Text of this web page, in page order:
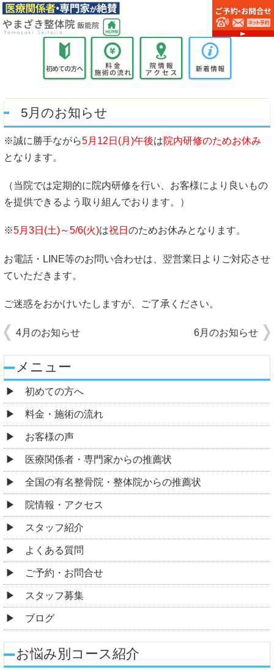
5月のお知らせ
※誠に勝手ながら5月12日(月)午後は院内研修のためお休み
となります。
（当院では定期的に院内研修を行い、お客様により良いもの
を提供できるよう取り組んでおります。）
※5月3日(土)～5/6(火)は祝日 のためお休みとなります。
お電話・LINE等のお問い合わせは、翌営業日よりご対応させ
ていただきます。
ご迷惑をおかけいたしますが、ご了承ください。
4月のお知らせ 6月のお知らせ
メニュー
初めての方へ
料金・施術の流れ
お客様の声
医療関係者・専門家からの推薦状
全国の有名整骨院・整体院からの推薦状
院情報・アクセス
スタッフ紹介
よくある質問
ご予約・お問合せ
スタッフ募集
ブログ
お悩み別コース紹介